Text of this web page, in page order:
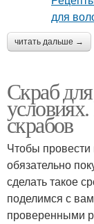
читать дальше →
Скраб
скрабов
Чтобы
обязательно
сделать такое
поделимся с
проверенными